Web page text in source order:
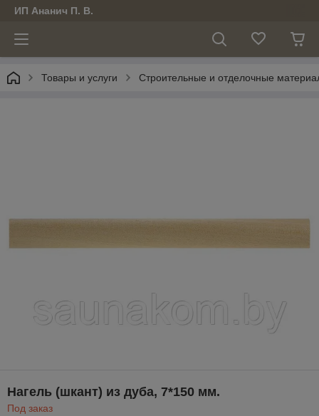
ИП Ананич П. В.
Товары и услуги Строительные и отделочные
Нагель (шкант) из дуба, 7*150 мм.
Под заказ